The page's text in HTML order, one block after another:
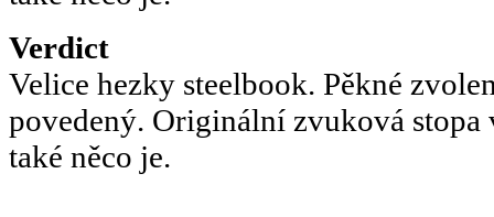
Verdict
Velice hezky steelbook. Pěkné
povedený. Originální zvuková stopa
také něco je.